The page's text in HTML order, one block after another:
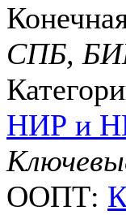
СПБ,
НИР и
ООПТ: